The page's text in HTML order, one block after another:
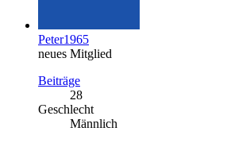
Peter1965
neues Mitglied
Beiträge
28
Geschlecht
Männlich